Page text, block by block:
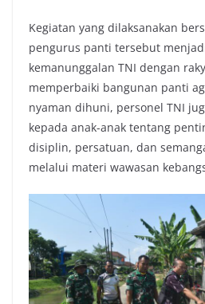
Kegiatan yang dilaksanakan
pengurus panti tersebut
kemanunggalan TNI dengan
memperbaiki bangunan panti
nyaman dihuni, personel TNI
kepada anak-anak tentang
disiplin, persatuan, dan
melalui materi wawasan